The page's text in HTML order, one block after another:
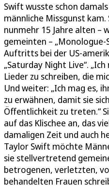
Swift wusste schon
männliche Missgunst
nunmehr 15 Jahre alten –
gemeinten – „Monologue-
Auftritts bei der US-
„Saturday Night Live“.
Lieder zu schreiben, die
Und weiter: „Ich mag es,
zu erwähnen, damit sie
Öffentlichkeit zu treten.“
auf das Klischee an, das
damaligen Zeit und auch
Taylor Swift möchte
sie stellvertretend
betrogenen, verletzten,
behandelten Frauen